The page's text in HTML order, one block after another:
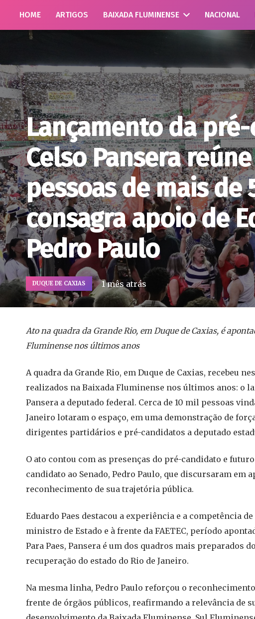
HOME ARTIGOS BAIXADA FLUMINENSE NACIONAL
Lançamento da
Celso Pansera
pessoas de mais de
consagra apoio de
Pedro Paulo
DUQUE DE CAXIAS 1 mês atrás
Ato na quadra da Grande Rio, em Duque de Caxias, é
Fluminense nos últimos anos
A quadra da Grande Rio, em Duque de Caxias, recebeu
realizados na Baixada Fluminense nos últimos anos: o
Pansera a deputado federal. Cerca de 10 mil pessoas
Janeiro lotaram o espaço, em uma demonstração de
dirigentes partidários e pré-candidatos a deputado
O ato contou com as presenças do pré-candidato e
candidato ao Senado, Pedro Paulo, que discursaram em
reconhecimento de sua trajetória pública.
Eduardo Paes destacou a experiência e a competência
ministro de Estado e à frente da FAETEC, período
Para Paes, Pansera é um dos quadros mais preparados
recuperação do estado do Rio de Janeiro.
Na mesma linha, Pedro Paulo reforçou o
frente de órgãos públicos, reafirmando a relevância de